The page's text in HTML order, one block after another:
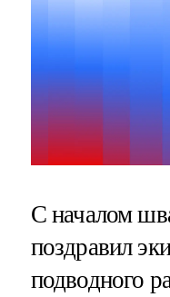
С началом
поздравил
подводного